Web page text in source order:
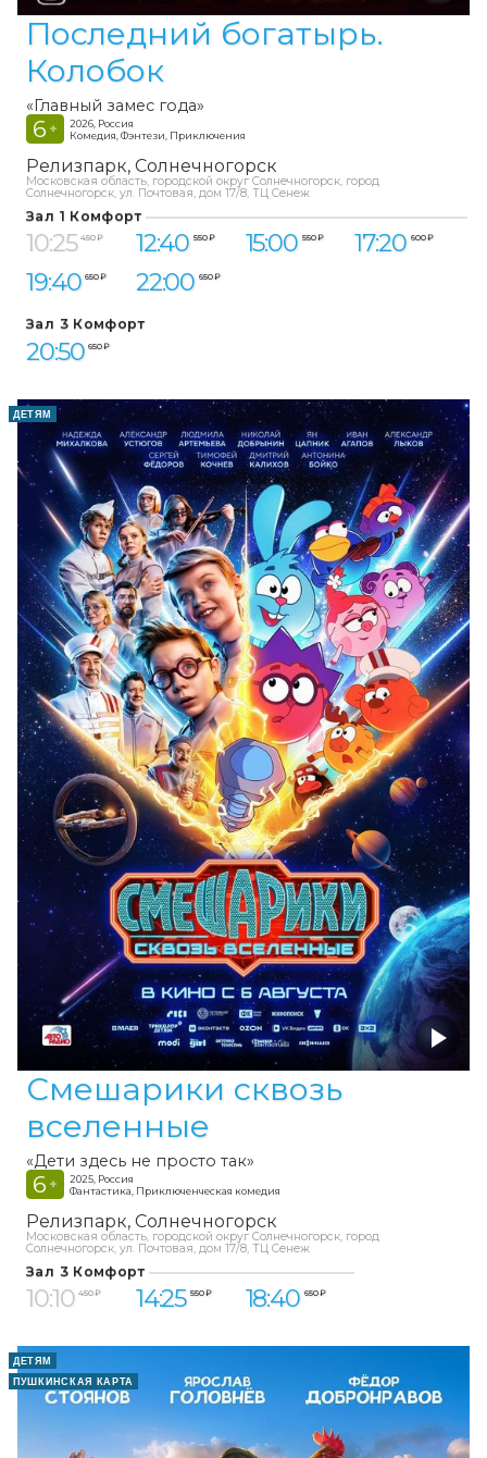
Последний богатырь.
Колобок
«Главный замес года»
6 +
2026, Россия
Комедия, Фэнтези, Приключения
Релизпарк Солнечногорск
Московская область, городской округ Солнечногорск, город
Солнечногорск, ул. Почтовая, дом 17/8, ТЦ Сенеж
Зал 1 Комфорт
10:25 450 ₽ 12:40 550 ₽ 15:00 550 ₽ 17:20 600 ₽
19:40 650 ₽ 22:00 650 ₽
Зал 3 Комфорт
20:50 650 ₽
ДЕТЯМ
Смешарики сквозь
вселенные
«Дети здесь не просто так»
6 +
2025, Россия
Фантастика, Приключенческая комедия
Релизпарк Солнечногорск
Московская область, городской округ Солнечногорск, город
Солнечногорск, ул. Почтовая, дом 17/8, ТЦ Сенеж
Зал 3 Комфорт
10:10 450 ₽ 14:25 550 ₽ 18:40 650 ₽
ДЕТЯМ
ПУШКИНСКАЯ КАРТА